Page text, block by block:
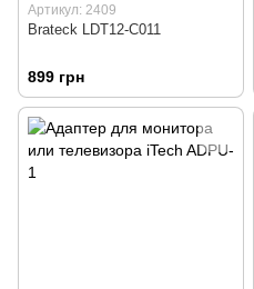
Артикул: 2409
Brateck LDT12-C011
899 грн